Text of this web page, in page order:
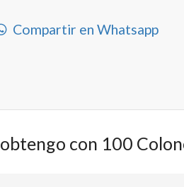
Compartir en Whatsapp
con 100